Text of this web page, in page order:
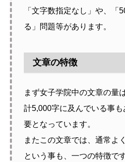
「文字数指定なし」や、「
る」問題等があります。
文章の特徴
まず女子学院中の文章の量
計5,000字に及んでいる事
要となっています。
またこの文章では、通常よ
という事も、一つの特徴です